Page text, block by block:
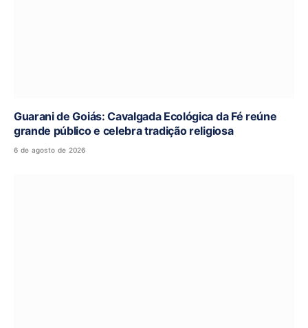
Guarani de Goiás: Cavalgada Ecológica da Fé reúne
grande público e celebra tradição religiosa
6 de agosto de 2026